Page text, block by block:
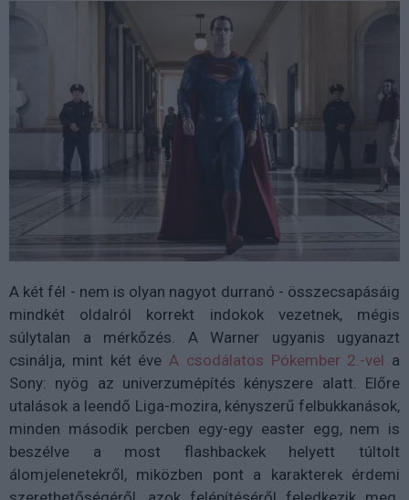
A két fél - nem is olyan nagyot durranó - összecsapásáig
mindkét oldalról korrekt indokok vezetnek, mégis
súlytalan a mérkőzés. A Warner ugyanis ugyanazt
csinálja, mint két éve A csodálatos Pókember 2.-vel a
Sony: nyög az univerzumépítés kényszere alatt. Előre
utalások a leendő Liga-mozira, kényszerű felbukkanások,
minden második percben egy-egy easter egg, nem is
beszélve a most flashbackek helyett túltolt
álomjelenetekről, miközben pont a karakterek érdemi